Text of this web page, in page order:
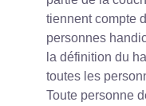
tiennent compte
personnes
la définition du
toutes les
Toute personne